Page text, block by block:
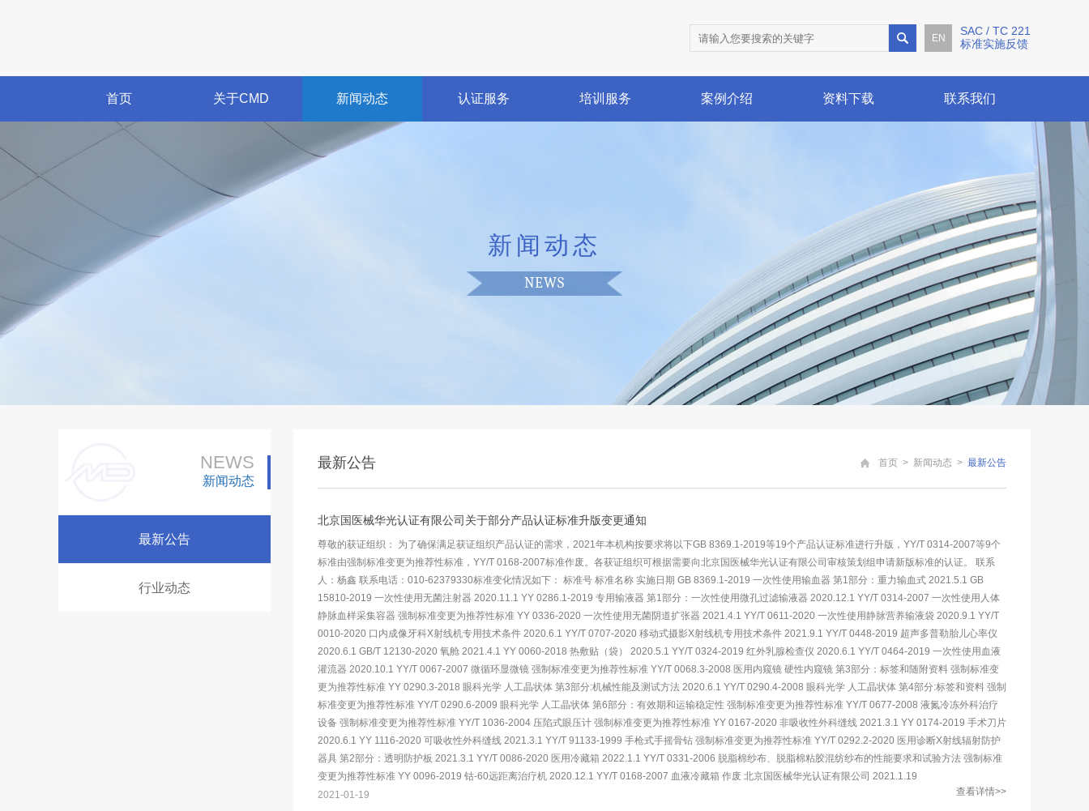
EN
SAC / TC 221
标准实施反馈
首页 关于CMD 新闻动态 认证服务 培训服务 案例介绍 资料下载 联系我们
新闻动态
NEWS
NEWS
新闻动态
最新公告
行业动态
最新公告 首页 > 新闻动态 > 最新公告
北京国医械华光认证有限公司关于部分产品认证标准升版变更通知
尊敬的获证组织： 为了确保满足获证组织产品认证的需求，2021年本机构按要求将以下GB 8369.1-2019等19个产品认证标准进行升版，YY/T 0314-2007等9个
标准由强制标准变更为推荐性标准，YY/T 0168-2007标准作废。各获证组织可根据需要向北京国医械华光认证有限公司审核策划组申请新版标准的认证。 联系
人：杨鑫 联系电话：010-62379330标准变化情况如下： 标准号 标准名称 实施日期 GB 8369.1-2019 一次性使用输血器 第1部分：重力输血式 2021.5.1 GB
15810-2019 一次性使用无菌注射器 2020.11.1 YY 0286.1-2019 专用输液器 第1部分：一次性使用微孔过滤输液器 2020.12.1 YY/T 0314-2007 一次性使用人体
静脉血样采集容器 强制标准变更为推荐性标准 YY 0336-2020 一次性使用无菌阴道扩张器 2021.4.1 YY/T 0611-2020 一次性使用静脉营养输液袋 2020.9.1 YY/T
0010-2020 口内成像牙科X射线机专用技术条件 2020.6.1 YY/T 0707-2020 移动式摄影X射线机专用技术条件 2021.9.1 YY/T 0448-2019 超声多普勒胎儿心率仪
2020.6.1 GB/T 12130-2020 氧舱 2021.4.1 YY 0060-2018 热敷贴（袋） 2020.5.1 YY/T 0324-2019 红外乳腺检查仪 2020.6.1 YY/T 0464-2019 一次性使用血液
灌流器 2020.10.1 YY/T 0067-2007 微循环显微镜 强制标准变更为推荐性标准 YY/T 0068.3-2008 医用内窥镜 硬性内窥镜 第3部分：标签和随附资料 强制标准变
更为推荐性标准 YY 0290.3-2018 眼科光学 人工晶状体 第3部分:机械性能及测试方法 2020.6.1 YY/T 0290.4-2008 眼科光学 人工晶状体 第4部分:标签和资料 强制
标准变更为推荐性标准 YY/T 0290.6-2009 眼科光学 人工晶状体 第6部分：有效期和运输稳定性 强制标准变更为推荐性标准 YY/T 0677-2008 液氮冷冻外科治疗
设备 强制标准变更为推荐性标准 YY/T 1036-2004 压陷式眼压计 强制标准变更为推荐性标准 YY 0167-2020 非吸收性外科缝线 2021.3.1 YY 0174-2019 手术刀片
2020.6.1 YY 1116-2020 可吸收性外科缝线 2021.3.1 YY/T 91133-1999 手枪式手摇骨钻 强制标准变更为推荐性标准 YY/T 0292.2-2020 医用诊断X射线辐射防护
器具 第2部分：透明防护板 2021.3.1 YY/T 0086-2020 医用冷藏箱 2022.1.1 YY/T 0331-2006 脱脂棉纱布、脱脂棉粘胶混纺纱布的性能要求和试验方法 强制标准
变更为推荐性标准 YY 0096-2019 钴-60远距离治疗机 2020.12.1 YY/T 0168-2007 血液冷藏箱 作废 北京国医械华光认证有限公司 2021.1.19
2021-01-19
查看详情>>